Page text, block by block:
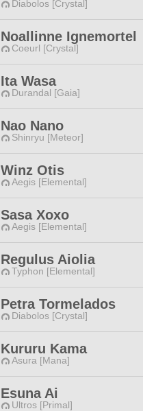
Diabolos [Crystal]
Noallinne Ignemortel
Coeurl [Crystal]
Ita Wasa
Durandal [Gaia]
Nao Nano
Shinryu [Meteor]
Winz Otis
Aegis [Elemental]
Sasa Xoxo
Aegis [Elemental]
Regulus Aiolia
Typhon [Elemental]
Petra Tormelados
Diabolos [Crystal]
Kururu Kama
Asura [Mana]
Esuna Ai
Ultros [Primal]